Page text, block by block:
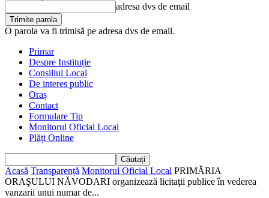
adresa dvs de email
O parola va fi trimisă pe adresa dvs de email.
Primar
Despre Instituție
Consiliul Local
De interes public
Oraș
Contact
Formulare Tip
Monitorul Oficial Local
Plăți Online
Acasă Transparență Monitorul Oficial Local PRIMĂRIA
ORAŞULUI NĂVODARI organizează licitaţii publice în vederea
vanzarii unui numar de...